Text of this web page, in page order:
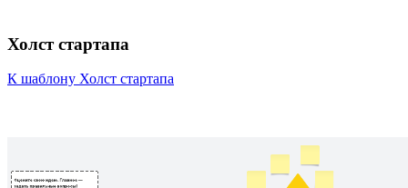
Холст стартапа
К шаблону Холст стартапа